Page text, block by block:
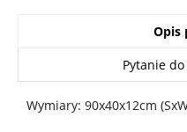
Opis
Pytanie
Wymiary: 90x40x12cm